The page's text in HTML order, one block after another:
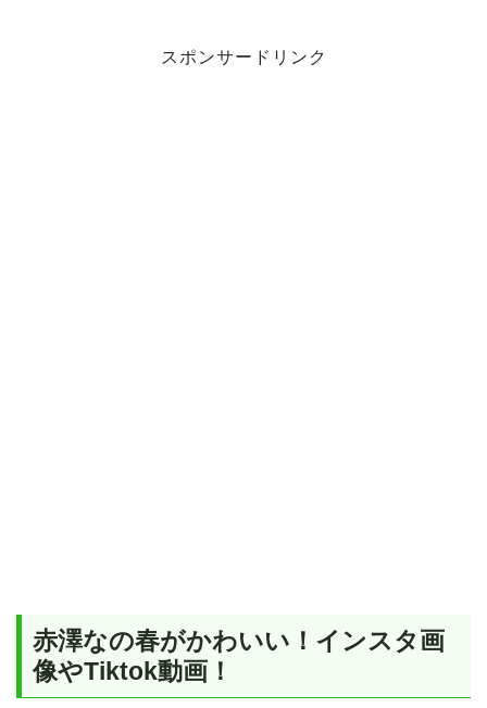
スポンサードリンク
赤澤なの春がかわいい！インスタ画
像やTiktok動画！